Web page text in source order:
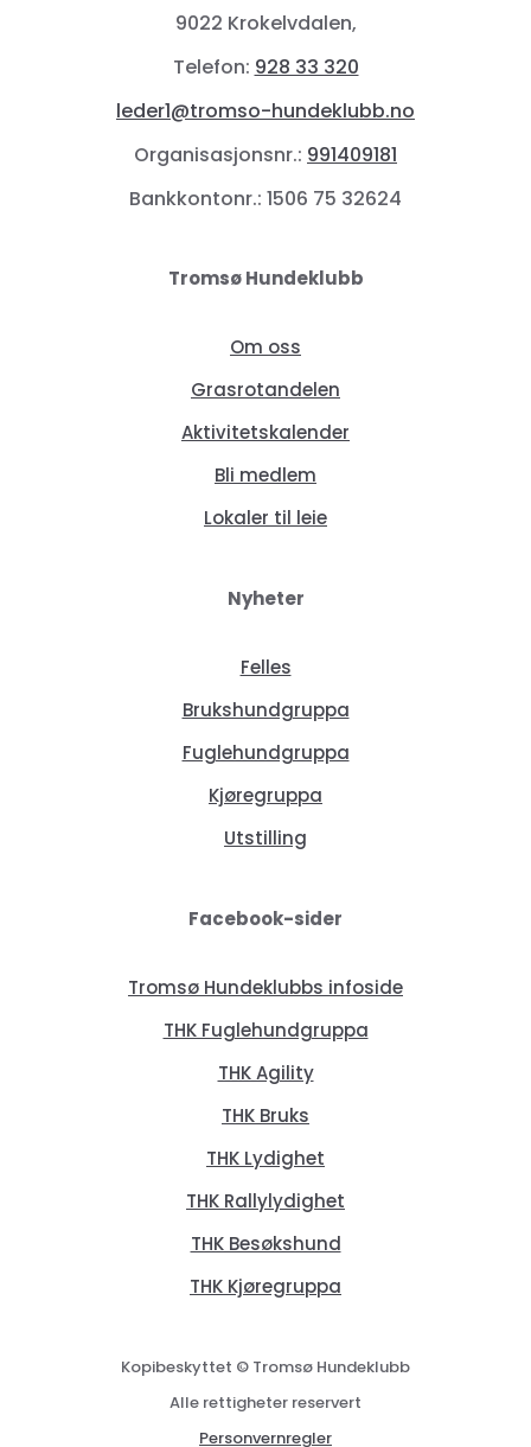
9022 Krokelvdalen,
Telefon: 928 33 320
leder1@tromso-hundeklubb.no
Organisasjonsnr.: 991409181
Bankkontonr.: 1506 75 32624
Tromsø Hundeklubb
Om oss
Grasrotandelen
Aktivitetskalender
Bli medlem
Lokaler til leie
Nyheter
Felles
Brukshundgruppa
Fuglehundgruppa
Kjøregruppa
Utstilling
Facebook-sider
Tromsø Hundeklubbs infoside
THK Fuglehundgruppa
THK Agility
THK Bruks
THK Lydighet
THK Rallylydighet
THK Besøkshund
THK Kjøregruppa
Kopibeskyttet © Tromsø Hundeklubb
Alle rettigheter reservert
Personvernregler